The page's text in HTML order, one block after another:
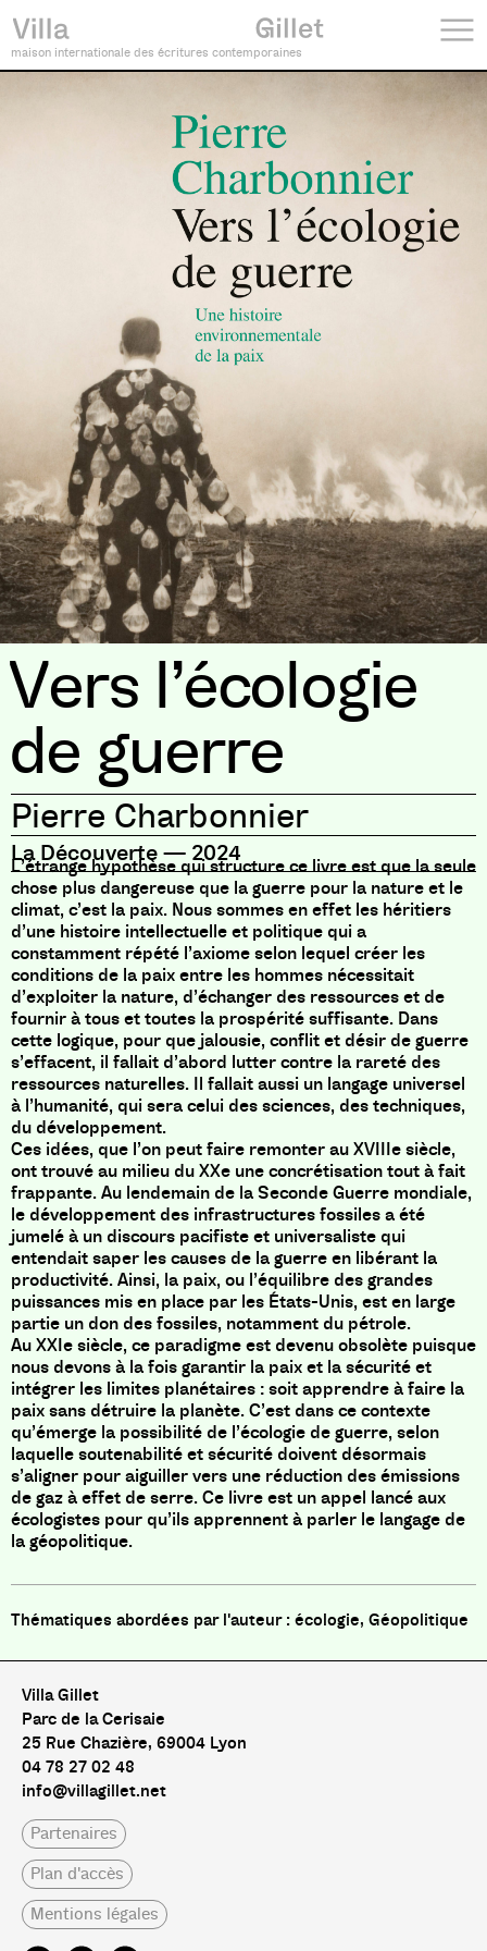
maison internationale des écritures contemporaines
Vers l’écologie
de guerre
Pierre Charbonnier
La Découverte— 2024
L’étrange hypothèse qui structure ce livre est que la seule
chose plus dangereuse que la guerre pour la nature et le
climat, c’est la paix. Nous sommes en effet les héritiers
d’une histoire intellectuelle et politique qui a
constamment répété l’axiome selon lequel créer les
conditions de la paix entre les hommes nécessitait
d’exploiter la nature, d’échanger des ressources et de
fournir à tous et toutes la prospérité suffisante. Dans
cette logique, pour que jalousie, conflit et désir de guerre
s’effacent, il fallait d’abord lutter contre la rareté des
ressources naturelles. Il fallait aussi un langage universel
à l’humanité, qui sera celui des sciences, des techniques,
du développement.
Ces idées, que l’on peut faire remonter au XVIIIe siècle,
ont trouvé au milieu du XXe une concrétisation tout à fait
frappante. Au lendemain de la Seconde Guerre mondiale,
le développement des infrastructures fossiles a été
jumelé à un discours pacifiste et universaliste qui
entendait saper les causes de la guerre en libérant la
productivité. Ainsi, la paix, ou l’équilibre des grandes
puissances mis en place par les États-Unis, est en large
partie un don des fossiles, notamment du pétrole.
Au XXIe siècle, ce paradigme est devenu obsolète puisque
nous devons à la fois garantir la paix et la sécurité et
intégrer les limites planétaires : soit apprendre à faire la
paix sans détruire la planète. C’est dans ce contexte
qu’émerge la possibilité de l’écologie de guerre, selon
laquelle soutenabilité et sécurité doivent désormais
s’aligner pour aiguiller vers une réduction des émissions
de gaz à effet de serre. Ce livre est un appel lancé aux
écologistes pour qu’ils apprennent à parler le langage de
la géopolitique.
écologie, Géopolitique
Villa Gillet
Parc de la Cerisaie
25 Rue Chazière, 69004 Lyon
04 78 27 02 48
info@villagillet.net
Partenaires
Plan d'accès
Mentions légales